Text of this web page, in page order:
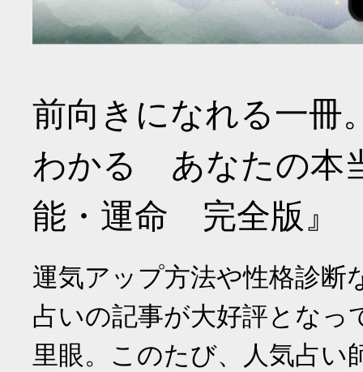
前向きになれる一冊
わかる あなたの本
能・運命 完全版』
運気アップ方法や性格診断
占いの記事が大好評となっ
里眼。このたび、人気占い